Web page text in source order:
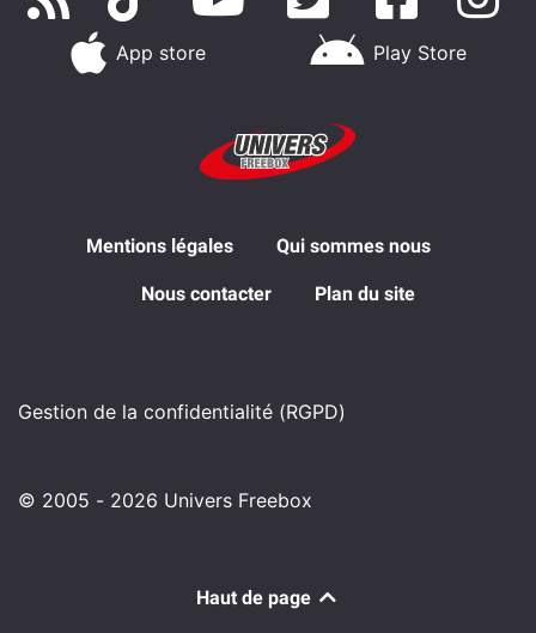
App store Play Store
Mentions légales Qui sommes nous
Nous contacter Plan du site
Gestion de la confidentialité (RGPD)
© 2005 - 2026 Univers Freebox
Haut de page